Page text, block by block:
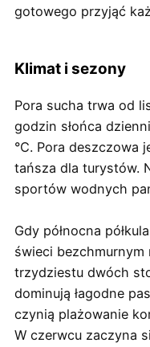
gotowego przyjąć
Klimat i sezony
Pora sucha trwa od
godzin słońca
°C. Pora deszczowa
tańsza dla turystów.
sportów wodnych
Gdy północna
świeci bezchmurnym
trzydziestu dwóch
dominują łagodne
czynią plażowanie
W czerwcu zaczyna